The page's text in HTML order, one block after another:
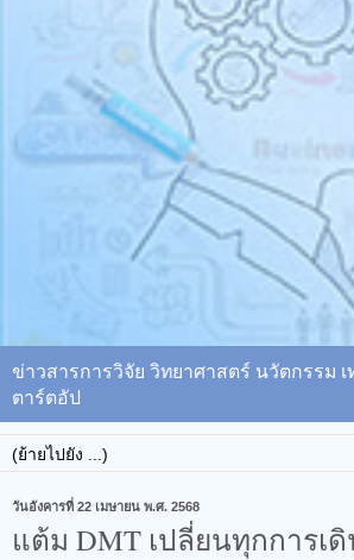
ข่าวสารการวิจัย วิทยาศาสตร์ นวัตกรรม
ตาร์ตอัป
วันอังคารที่ 22 เมษายน พ.ศ. 2568
แต้ม DMT เปลี่ยนทุกการเ